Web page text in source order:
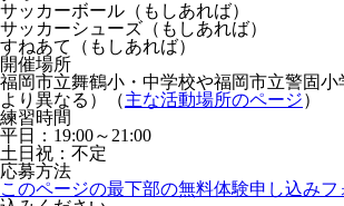
サッカーボール（もしあれば）
サッカーシューズ（もしあれば）
すねあて（もしあれば）
開催場所
福岡市立舞鶴小・中学校や福岡市立警固小
より異なる）（主な活動場所のページ）
練習時間
平日：19:00～21:00
土日祝：不定
応募方法
このページの最下部の無料体験申し込みフ